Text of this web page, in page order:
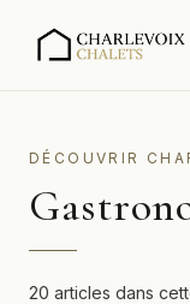
DÉCOUVRIR
20 articles dans